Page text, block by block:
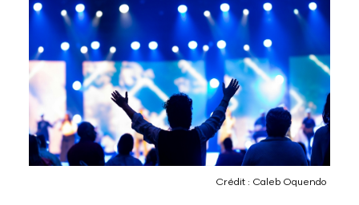
Crédit : Caleb Oquendo
Lettres et Livres
Mode
Musique
Enseignement, formation, stage et emploi
Recherche & innovation
Revue W+B
Les Belges Histoires